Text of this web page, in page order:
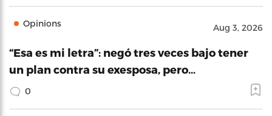
Opinions Aug 3, 2026
“Esa es mi letra”: negó tres veces bajo tener
un plan contra su exesposa, pero…
0